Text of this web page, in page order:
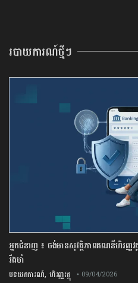
របាយការណ៍ថ្មីៗ
អ្នកជំនាញ ៖ ចង់មានសុវត្ថិភាពគណនីហិរញ្ញវត្
រឹងមាំ
បទយកការណ៍, ហិរញ្ញវត្ថុ • 09/04/2026